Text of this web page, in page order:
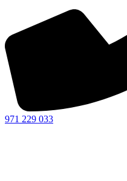
971 229 033